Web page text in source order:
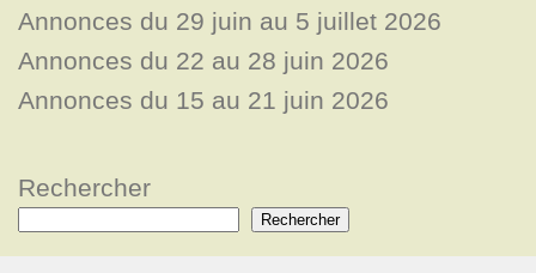
Annonces du 29 juin au 5 juillet 2026
Annonces du 22 au 28 juin 2026
Annonces du 15 au 21 juin 2026
Rechercher
Rechercher